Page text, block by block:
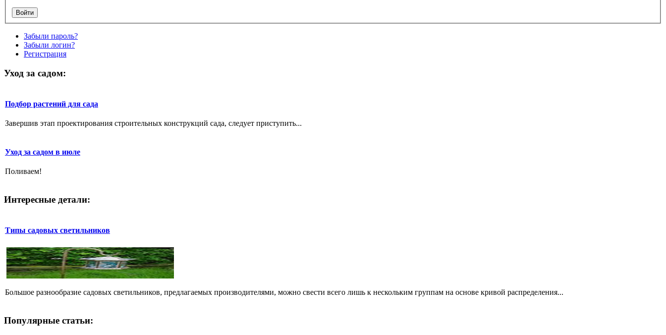
Забыли пароль?
Забыли логин?
Регистрация
Уход за садом:
Подбор растений для сада
Завершив этап проектирования строительных конструкций сада, следует приступить...
Уход за садом в июле
Поливаем!
Интересные детали:
Типы садовых светильников
Большое разнообразие садовых светильников, предлагаемых производителями, можно свести всего лишь к нескольким группам на основе кривой распределения...
Популярные статьи: